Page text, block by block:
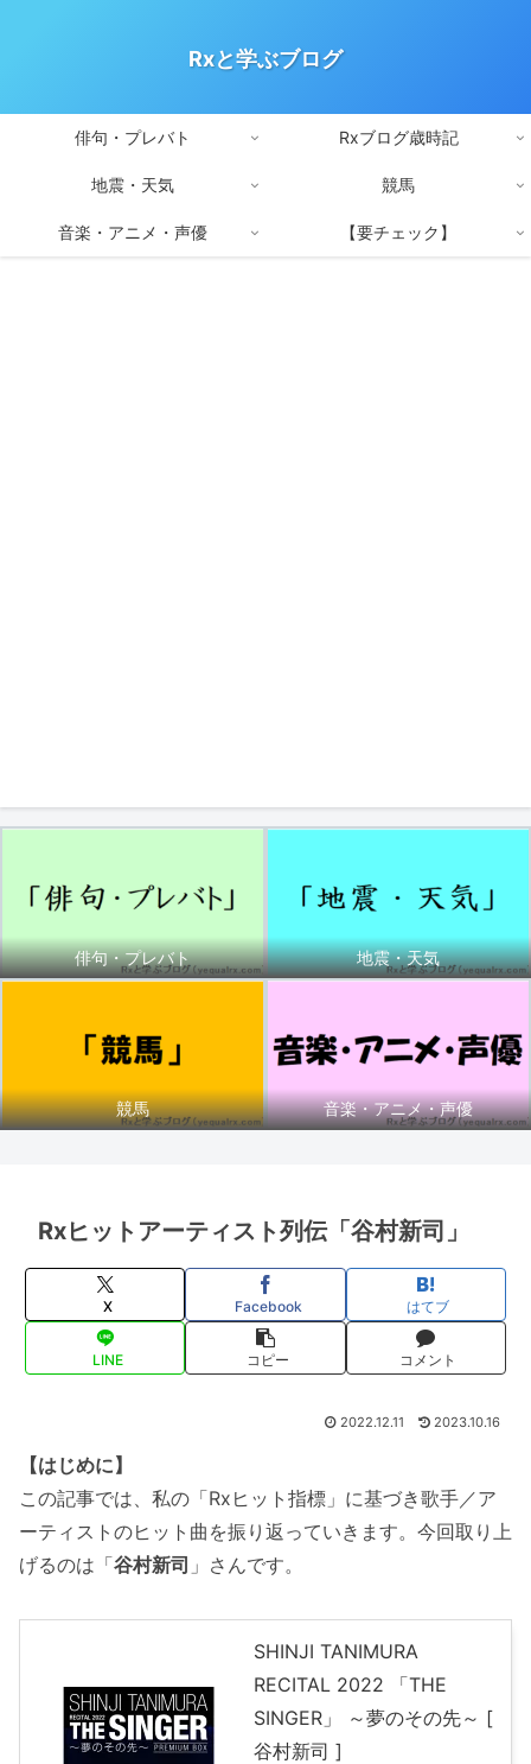
Rxと学ぶブログ
俳句・プレバト Rxブログ歳時記
地震・天気 競馬
音楽・アニメ・声優 【要チェック】
俳句・プレバト 地震・天気
競馬 音楽・アニメ・声優
Rxヒットアーティスト列伝「谷村新司」
X Facebook はてブ
LINE コピー コメント
2022.12.11 2023.10.16
【はじめに】
この記事では、私の「Rxヒット指標」に基づき歌手／ア
ーティストのヒット曲を振り返っていきます。今回取り上
げるのは「谷村新司 」さんです。
SHINJI TANIMURA
RECITAL 2022 「THE
SINGER」 ～夢のその先～ [
谷村新司 ]